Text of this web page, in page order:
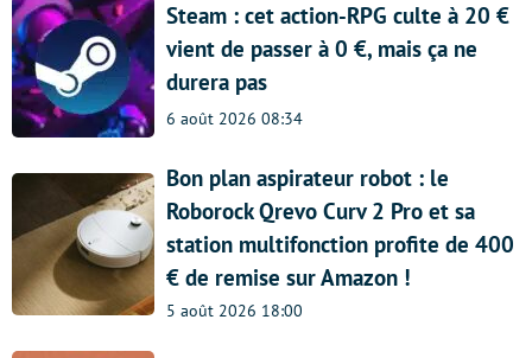
Steam : cet action-RPG culte à 20 €
vient de passer à 0 €, mais ça ne
durera pas
6 août 2026 08:34
Bon plan aspirateur robot : le
Roborock Qrevo Curv 2 Pro et sa
station multifonction profite de 400
€ de remise sur Amazon !
5 août 2026 18:00